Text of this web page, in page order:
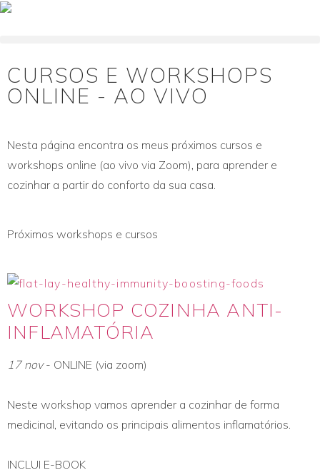
CURSOS E WORKSHOPS
ONLINE - AO VIVO
Nesta página encontra os meus próximos cursos e
workshops online (ao vivo via Zoom), para aprender e
cozinhar a partir do conforto da sua casa.
Próximos workshops e cursos
WORKSHOP COZINHA ANTI-
INFLAMATÓRIA
17 nov- ONLINE (via zoom)
Neste workshop vamos aprender a cozinhar de forma
medicinal, evitando os principais alimentos inflamatórios.
INCLUI E-BOOK